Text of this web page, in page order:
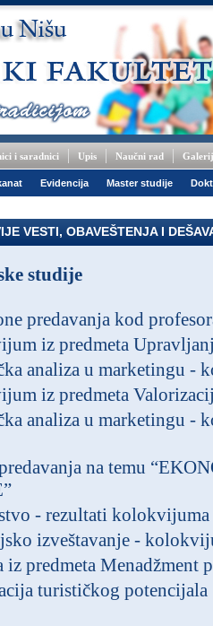
i saradnici Upis Naučni rad
Evidencija Master studije
VESTI, OBAVEŠTENJA I
studije
predavanja kod
iz predmeta
analiza u marketingu -
iz predmeta
analiza u marketingu -
na temu
- rezultati kolokvijuma
izveštavanje -
iz predmeta Menadžment
turističkog potencijala